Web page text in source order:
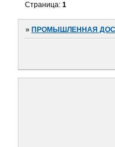
Страница:1
»ПРОМЫШЛЕННАЯ